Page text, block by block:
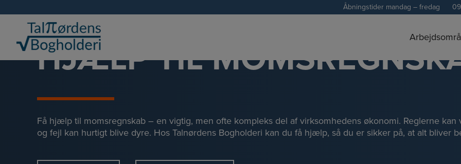
indholdet
Åbningstider mandag – fredag
HJÆLP TIL
Få hjælp til momsregnskab – en vigtig, men ofte kompleks del af virksomhedens økonomi. Reglerne
og fejl kan hurtigt blive dyre. Hos Talnørdens Bogholderi kan du få hjælp, så du er sikker på, at alt bliver